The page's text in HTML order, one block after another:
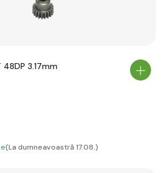
3.17mm
(La dumneavoastră 17.08.)